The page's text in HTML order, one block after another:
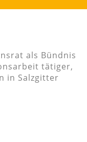
als Bündnis
tätiger,
in Salzgitter